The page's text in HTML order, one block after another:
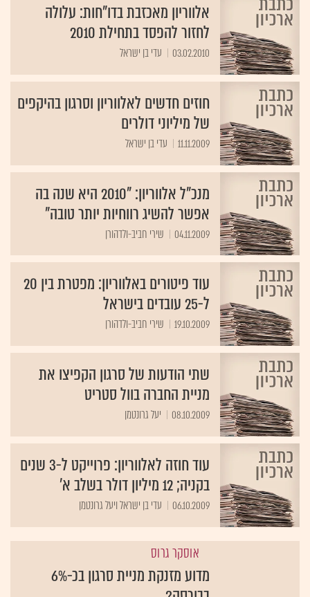
אלווריון מאכזבת בדו"חות: עלולה
לחזור להפסד בתחילת 2010
03.02.2010 עדי בן ישראל
חוזים חדשים לאלווריון וסרגון בהיקפים
של מיליוני דולרים
11.11.2009 עדי בן ישראל
מנכ"ל אלווריון: "2010 היא שנה בה
אפשר להשיג רווחיות יותר טובה"
04.11.2009
עוד פיטורים באלווריון: מפטרת בין 20
ל-25 עובדים בישראל
19.10.2009 שירי חביב-ולדהורן
שתי הודעות של סרגון הקפיצו את
מניית החברה בוול סטריט
08.10.2009 יעל גרונטמן
עוד חוזה לאלווריון: פרוייקט ל-3 שנים
בקניה; 12 מיליון דולר בשלב א'
06.10.2009 עדי בן ישראל ויעל גרונטמן
אוסקר גרוס
מדוע מזנקת מניית סרגון בכ-6%